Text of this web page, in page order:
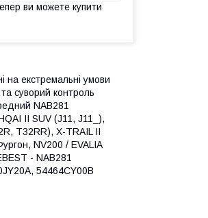
ви можете купити
на екстремальні умови
суворий контроль
NAB281
II SUV (J11, J11_),
T32RR), X-TRAIL II
NV200 / EVALIA
- NAB281
54464CY00B